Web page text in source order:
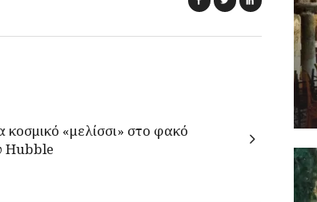
κοσμικό «μελίσσι» στο φακό
Hubble